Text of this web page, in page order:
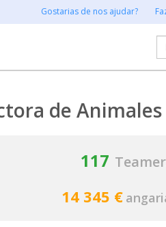
Gostarias de nos ajudar?
de
117
14 345 €